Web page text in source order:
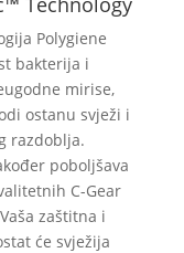
Polygiene
bakterija i
mirise,
ostanu svježi i
razdoblja.
poboljšava
C-Gear
zaštitna i
će svježija